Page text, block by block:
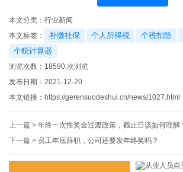
本文分类： 行业新闻
本文标签：
补缴社保 个人所得税 个税扣除
个税计算器
浏览次数： 18590 次浏览
发布日期：2021-12-20
本文链接： https://gerensuodeshui.cn/news/1027.html
上一篇 > 年终一次性奖金过渡政策，截止日该如何理解
下一篇 > 员工年底辞职，公司还要发年终奖吗？